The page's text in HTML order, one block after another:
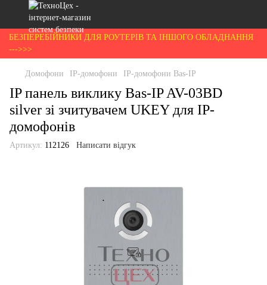
БЕЗПЕРЕБІЙНИКИ ДЛЯ РОУТЕРІВ ТА ІНШОГО ОБЛАДНАННЯ
--->>>
Домофони IP-домофони IP-домофони Bas-IP
IP панель виклику Bas-IP AV-03BD
silver зі зчитувачем UKEY для IP-
домофонів
Артикул: 112126 Написати відгук